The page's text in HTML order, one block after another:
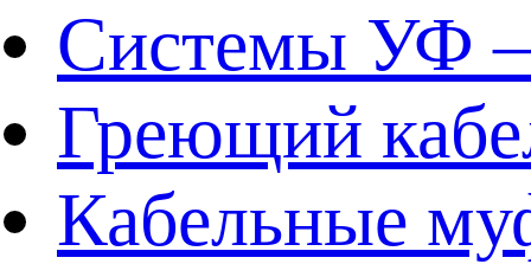
Системы УФ –
Греющий
Кабельные